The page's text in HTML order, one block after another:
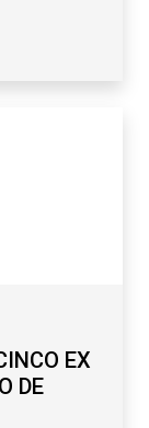
EX
DE